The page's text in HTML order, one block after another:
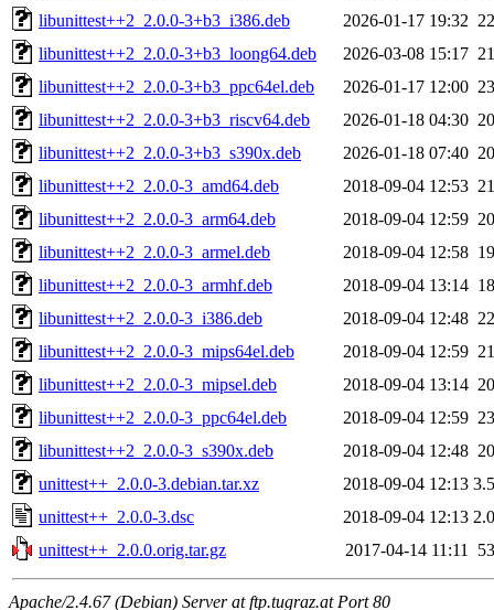
libunittest++2_2.0.0-3+b3_i386.deb
2026-01-17 19:32
libunittest++2_2.0.0-3+b3_loong64.deb
2026-03-08 15:17
libunittest++2_2.0.0-3+b3_ppc64el.deb
2026-01-17 12:00
libunittest++2_2.0.0-3+b3_riscv64.deb
2026-01-18 04:30
libunittest++2_2.0.0-3+b3_s390x.deb
2026-01-18 07:40
libunittest++2_2.0.0-3_amd64.deb
2018-09-04 12:53
libunittest++2_2.0.0-3_arm64.deb
2018-09-04 12:59
libunittest++2_2.0.0-3_armel.deb
2018-09-04 12:58
libunittest++2_2.0.0-3_armhf.deb
2018-09-04 13:14
libunittest++2_2.0.0-3_i386.deb
2018-09-04 12:48
libunittest++2_2.0.0-3_mips64el.deb
2018-09-04 12:59
libunittest++2_2.0.0-3_mipsel.deb
2018-09-04 13:14
libunittest++2_2.0.0-3_ppc64el.deb
2018-09-04 12:59
libunittest++2_2.0.0-3_s390x.deb
2018-09-04 12:48
unittest++_2.0.0-3.debian.tar.xz
2018-09-04 12:13
unittest++_2.0.0-3.dsc
2018-09-04 12:13
unittest++_2.0.0.orig.tar.gz
2017-04-14 11:11
Apache/2.4.67 (Debian) Server at ftp.tugraz.at Port 80